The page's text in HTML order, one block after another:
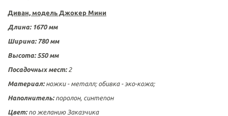
Диван, модель Джокер Мини
Длина: 1670 мм
Ширина: 780 мм
Высота: 550 мм
Посадочных мест:2
Материал:ножки - металл; обивка - эко-кожа;
Наполнитель:поролон, синтепон
Цвет: по желанию Заказчика